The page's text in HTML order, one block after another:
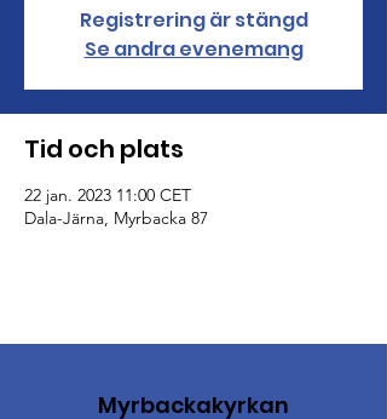
Registrering är stängd
Se andra evenemang
Tid och plats
22 jan. 2023 11:00 CET
Dala-Järna, Myrbacka 87
Myrbackakyrkan